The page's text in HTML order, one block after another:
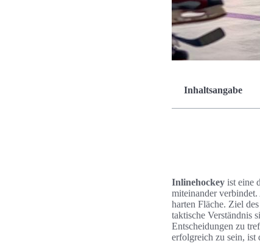
Inhaltsangabe
Inlinehockey ist eine
miteinander
harten Fläche. Ziel
taktische Verständnis
Entscheidungen zu
erfolgreich zu sein, ist